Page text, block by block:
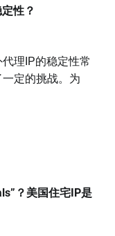
性？
理IP的稳定性常
定的挑战。为
？美国住宅IP是